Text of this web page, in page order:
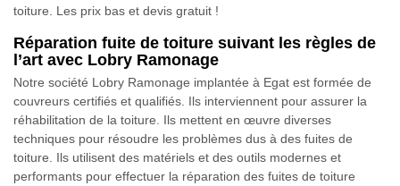
toiture. Les prix bas et devis gratuit !
Réparation fuite de toiture suivant les règles de
l’art avec Lobry Ramonage
Notre société Lobry Ramonage implantée à Egat est formée de
couvreurs certifiés et qualifiés. Ils interviennent pour assurer la
réhabilitation de la toiture. Ils mettent en œuvre diverses
techniques pour résoudre les problèmes dus à des fuites de
toiture. Ils utilisent des matériels et des outils modernes et
performants pour effectuer la réparation des fuites de toiture